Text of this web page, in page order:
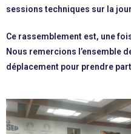
sessions techniques sur la
Ce rassemblement est, une
Nous remercions l’ensemble
déplacement pour prendre